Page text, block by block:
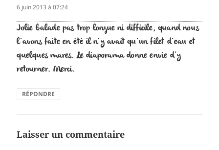
6 juin 2013 à 07:24
Jolie balade pas trop longue ni difficile, quand nous
l’avons faite en été il n’y avait qu’un filet d’eau et
quelques mares. Le diaporama donne envie d’y
retourner. Merci.
RÉPONDRE
Laisser un commentaire